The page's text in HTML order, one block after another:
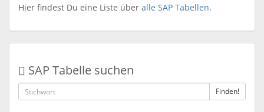
Hier findest Du eine Liste über alle SAP Tabellen.
SAP Tabelle suchen
Finden!